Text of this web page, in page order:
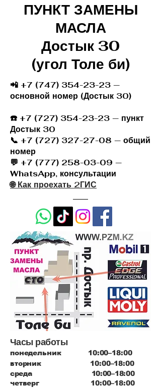
ПУНКТ ЗАМЕНЫ
МАСЛА
Достык 30
(угол Толе би)
📲 +7 (747) 354-23-23 —
основной номер (Достык 30)
☎️ +7 (727) 354-23-23 — пункт
Достык 30
📞 +7 (727) 327-27-08 — общий
номер
💬 +7 (777) 258-03-09 —
WhatsApp, консультации
🌐 Как проехать 2ГИС
Часы работы
понедельник 10:00–18:00
вторник 10:00–18:00
среда 10:00–18:00
четверг 10:00–18:00